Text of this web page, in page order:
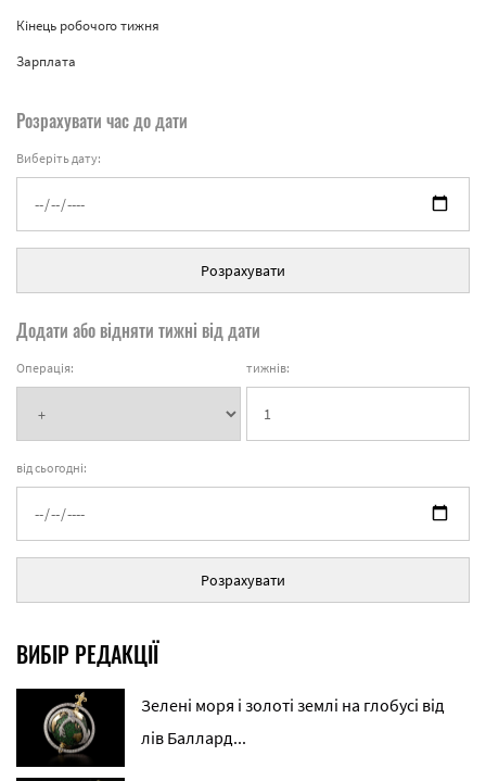
Кінець робочого тижня
Зарплата
Розрахувати час до дати
Виберіть дату:
Розрахувати
Додати або відняти тижні від дати
Операція: тижнів:
від сьогодні:
Розрахувати
ВИБІР РЕДАКЦІЇ
Зелені моря і золоті землі на глобусі від
лів Баллард...